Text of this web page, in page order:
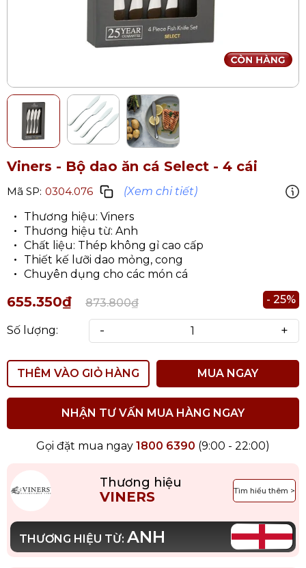
Viners - Bộ dao ăn cá Select - 4 cái
Mã SP: 0304.076
(Xem chi tiết)
Thương hiệu: Viners​
Thương hiệu từ: Anh
Chất liệu: Thép không gỉ​ cao cấp
Thiết kế lưỡi dao mỏng, cong
Chuyên dụng cho các món cá
655.350₫ 873.800₫ - 25%
Số lượng: - +
THÊM VÀO GIỎ HÀNG MUA NGAY
NHẬN TƯ VẤN MUA HÀNG NGAY
Gọi đặt mua ngay 1800 6390 (9:00 - 22:00)
Thương hiệu
VINERS Tìm hiểu thêm >
THƯƠNG HIỆU TỪ: ANH